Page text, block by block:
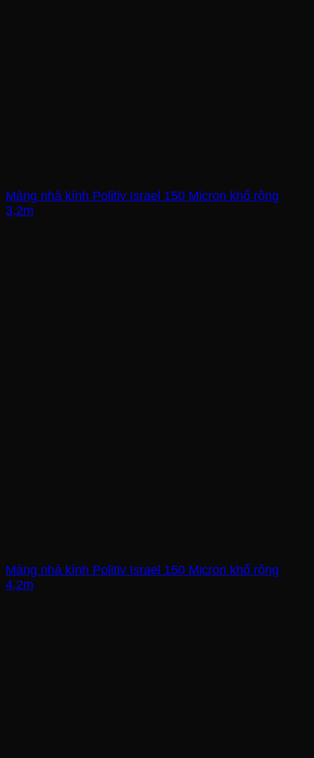
Màng nhà kính Politiv Israel 150 Micron khổ rộng
3,2m
Màng nhà kính Politiv Israel 150 Micron khổ rộng
4,2m